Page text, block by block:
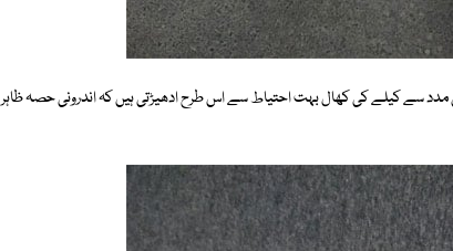
مدد سے کیلے کی کھال بہت احتیاط سے اس طرح ادھیڑتی ہیں کہ اندرونی حصہ ظاہر